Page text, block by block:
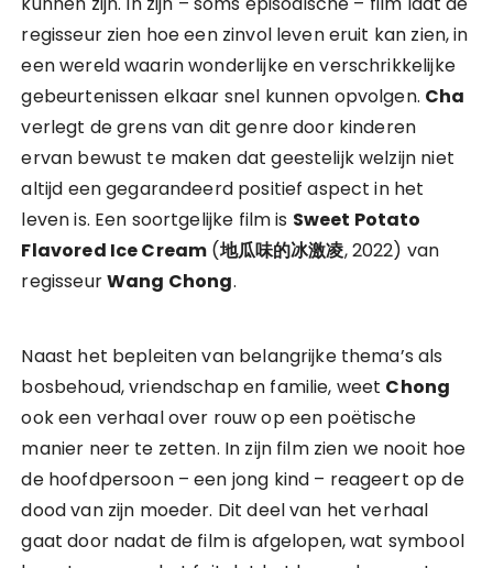
regisseur zien hoe een zinvol leven eruit kan zien, in
een wereld waarin wonderlijke en verschrikkelijke
gebeurtenissen elkaar snel kunnen opvolgen. Cha
verlegt de grens van dit genre door kinderen
ervan bewust te maken dat geestelijk welzijn niet
altijd een gegarandeerd positief aspect in het
leven is. Een soortgelijke film is Sweet Potato
Flavored Ice Cream (地瓜味的冰激凌, 2022) van
regisseurWang Chong.
Naast het bepleiten van belangrijke thema’s als
bosbehoud, vriendschap en familie, weet Chong
ook een verhaal over rouw op een poëtische
manier neer te zetten. In zijn film zien we nooit hoe
de hoofdpersoon – een jong kind – reageert op de
dood van zijn moeder. Dit deel van het verhaal
gaat door nadat de film is afgelopen, wat symbool